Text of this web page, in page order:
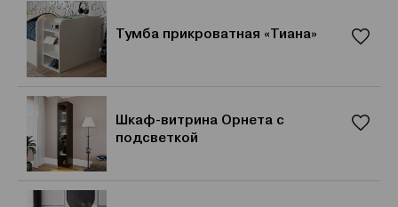
Тумба прикроватная «Тиана»
Шкаф-витрина Орнета с
подсветкой